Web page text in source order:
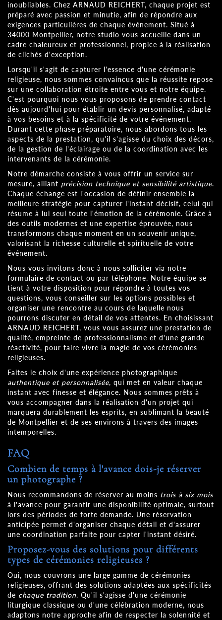
inoubliables. Chez ARNAUD REICHERT, chaque projet est
préparé avec passion et minutie, afin de répondre aux
exigences particulières de chaque événement. Situé à
34000 Montpellier, notre studio vous accueille dans un
cadre chaleureux et professionnel, propice à la réalisation
de clichés d'exception.
Lorsqu'il s'agit de capturer l'essence d'une cérémonie
religieuse, nous sommes convaincus que la réussite repose
sur une collaboration étroite entre vous et notre équipe.
C'est pourquoi nous vous proposons de prendre contact
dès aujourd'hui pour établir un devis personnalisé, adapté
à vos besoins et à la spécificité de votre événement.
Durant cette phase préparatoire, nous abordons tous les
aspects de la prestation, qu'il s'agisse du choix des décors,
de la gestion de l'éclairage ou de la coordination avec les
intervenants de la cérémonie.
Notre démarche consiste à vous offrir un service sur
mesure, alliant précision technique et sensibilité artistique.
Chaque échange est l'occasion de définir ensemble la
meilleure stratégie pour capturer l'instant décisif, celui qui
résume à lui seul toute l'émotion de la cérémonie. Grâce à
des outils modernes et une expertise éprouvée, nous
transformons chaque moment en un souvenir unique,
valorisant la richesse culturelle et spirituelle de votre
événement.
Nous vous invitons donc à nous solliciter via notre
formulaire de contact ou par téléphone. Notre équipe se
tient à votre disposition pour répondre à toutes vos
questions, vous conseiller sur les options possibles et
organiser une rencontre au cours de laquelle nous
pourrons discuter en détail de vos attentes. En choisissant
ARNAUD REICHERT, vous vous assurez une prestation de
qualité, empreinte de professionnalisme et d'une grande
réactivité, pour faire vivre la magie de vos cérémonies
religieuses.
Faites le choix d'une expérience photographique
authentique et personnalisée, qui met en valeur chaque
instant avec finesse et élégance. Nous sommes prêts à
vous accompagner dans la réalisation d'un projet qui
marquera durablement les esprits, en sublimant la beauté
de Montpellier et de ses environs à travers des images
intemporelles.
FAQ
Combien de temps à l'avance dois-je réserver
un photographe ?
Nous recommandons de réserver au moins trois à six mois
à l'avance pour garantir une disponibilité optimale, surtout
lors des périodes de forte demande. Une réservation
anticipée permet d'organiser chaque détail et d'assurer
une coordination parfaite pour capter l'instant désiré.
Proposez-vous des solutions pour différents
types de cérémonies religieuses ?
Oui, nous couvrons une large gamme de cérémonies
religieuses, offrant des solutions adaptées aux spécificités
de chaque tradition. Qu'il s'agisse d'une cérémonie
liturgique classique ou d'une célébration moderne, nous
adaptons notre approche afin de respecter la solennité et